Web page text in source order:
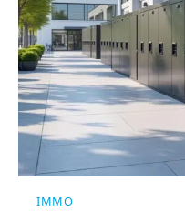
IMMO